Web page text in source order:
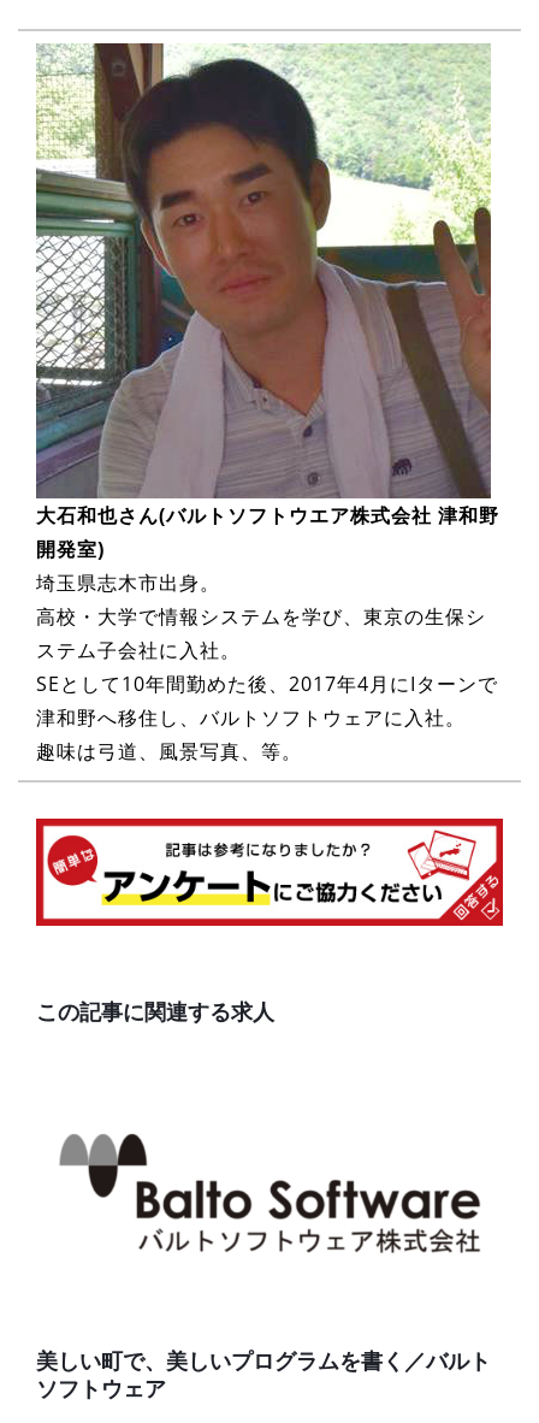
大石和也さん(バルトソフトウエア株式会社 津和野
開発室)
埼玉県志木市出身。
高校・大学で情報システムを学び、東京の生保シ
ステム子会社に入社。
SEとして10年間勤めた後、2017年4月にIターンで
津和野へ移住し、バルトソフトウェアに入社。
趣味は弓道、風景写真、等。
この記事に関連する求人
美しい町で、美しいプログラムを書く／バルト
ソフトウェア